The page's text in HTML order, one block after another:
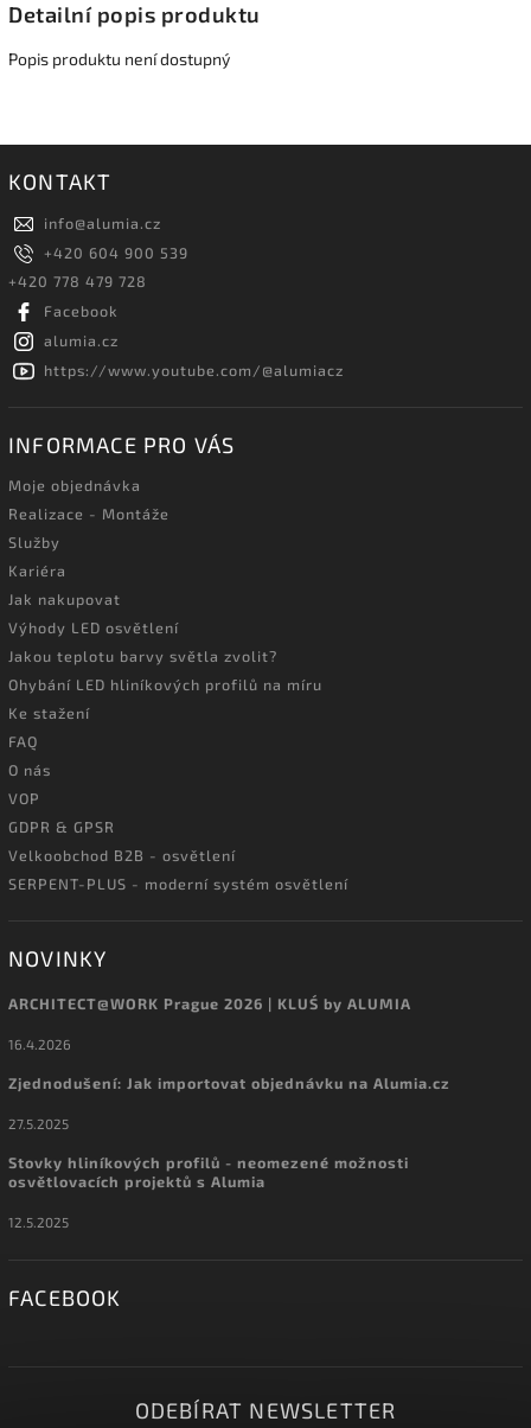
Detailní popis produktu
Popis produktu není dostupný
KONTAKT
info@alumia.cz
+420 604 900 539
+420 778 479 728
Facebook
alumia.cz
https://www.youtube.com/@alumiacz
INFORMACE PRO VÁS
Moje objednávka
Realizace - Montáže
Služby
Kariéra
Jak nakupovat
Výhody LED osvětlení
Jakou teplotu barvy světla zvolit?
Ohybání LED hliníkových profilů na míru
Ke stažení
FAQ
O nás
VOP
GDPR & GPSR
Velkoobchod B2B - osvětlení
SERPENT-PLUS - moderní systém osvětlení
NOVINKY
ARCHITECT@WORK Prague 2026 | KLUŚ by ALUMIA
16.4.2026
Zjednodušení: Jak importovat objednávku na Alumia.cz
27.5.2025
Stovky hliníkových profilů - neomezené možnosti
osvětlovacích projektů s Alumia
12.5.2025
FACEBOOK
ODEBÍRAT NEWSLETTER